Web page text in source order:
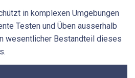
in komplexen Umgebungen
Testen und Üben ausserhalb
wesentlicher Bestandteil dieses